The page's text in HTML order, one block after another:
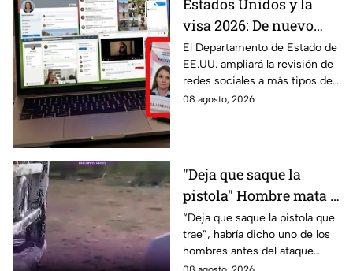
Estados Unidos y la
visa 2026: De nuevo
revisarán las redes
sociales de mexicanos
que viaje a este país
El Departamento de Estado de
EE.UU. ampliará la revisión de
redes sociales a más tipos de
visa, incluyendo a mexicanos
08 agosto, 2026
"Deja que saque la
pistola" Hombre mata a
padre y hiere a su hijo
por supuestamente
invadir un camino
“Deja que saque la pistola que
trae”, habría dicho uno de los
hombres antes del ataque
armado en Julimes, Chihuahua